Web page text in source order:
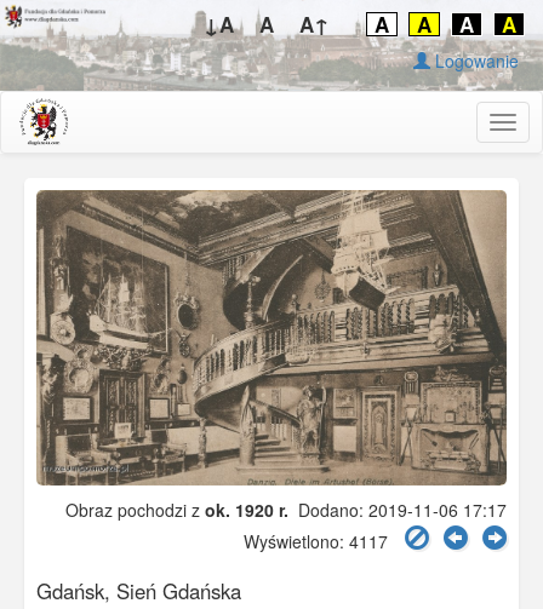
↓A A A↑ A A A A
Logowanie
Obraz pochodzi z ok. 1920 r. Dodano: 2019-11-06 17:17
Wyświetlono: 4117
Gdańsk, Sień Gdańska